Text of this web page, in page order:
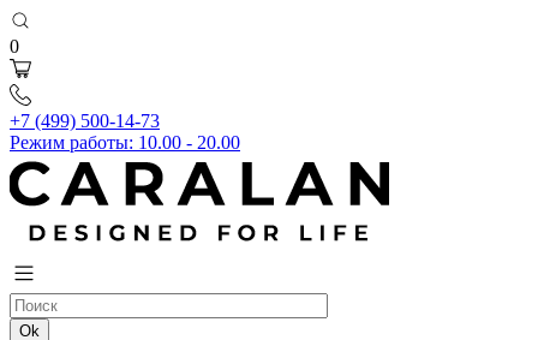
0
+7 (499) 500-14-73
Режим работы: 10.00 - 20.00